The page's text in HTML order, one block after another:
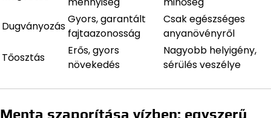
Dugványozás
Gyors, garantált
fajtaazonosság
Csak egészséges
anyanövényről
Tőosztás
Erős, gyors
növekedés
Nagyobb helyigény,
sérülés veszélye
Menta szaporítása vízben: egyszerű